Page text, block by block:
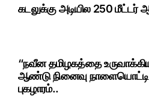
கடலுக்கு அடியில 250
“நவீன தமிழகத்தை
ஆண்டு நினைவு நாளையொட்டி
புகழாரம்..